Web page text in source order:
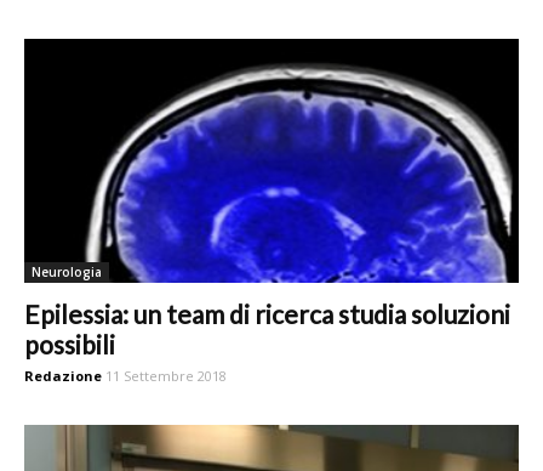
Neurologia
Epilessia: un team di ricerca studia soluzioni
possibili
Redazione 11 Settembre 2018